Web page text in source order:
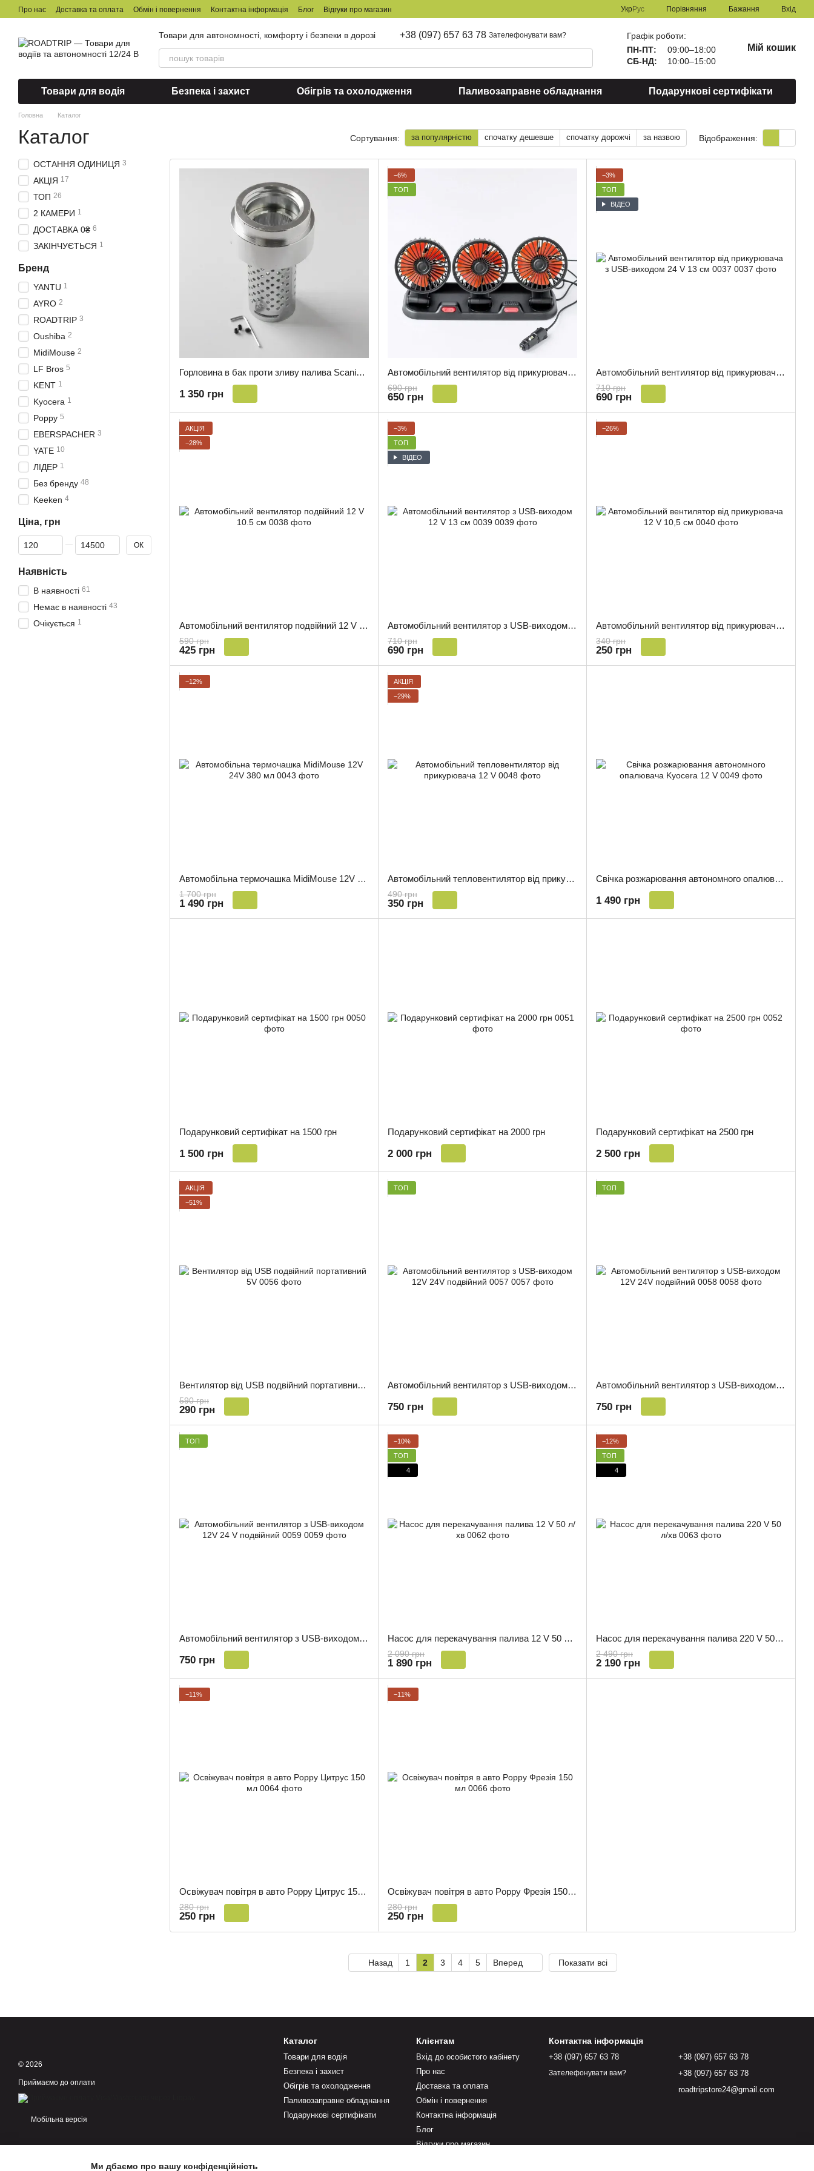
Перейти до основного контенту
Про нас Доставка та оплата Обмін і повернення Контактна інформація Блог Відгуки про магазин УкрРус Порівняння Бажання Вхід
Товари для автономності, комфорту і безпеки в дорозі +38 (097) 657 63 78 Зателефонувати вам?
Графік роботи:
ПН-ПТ:
09:00–18:00
СБ-НД:
10:00–15:00
Мій кошик
Товари для водія Безпека і захист Обігрів та охолодження Паливозаправне обладнання Подарункові сертифікати
Головна Каталог
Каталог Сортування: за популярністю спочатку дешевше спочатку дорожчі за назвою Відображення:
Горловина в бак проти зливу палива Scania 60 мм
1 350 грн
−6%
ТОП
Автомобільний вентилятор від прикурювача потрійний 24 V
690 грн
650 грн
−3%
ТОП
ВІДЕО
Автомобільний вентилятор від прикурювача з USB-виходом 24 V 13 см 0037
710 грн
690 грн
АКЦІЯ
−28%
Автомобільний вентилятор подвійний 12 V 10.5 см
590 грн
425 грн
−3%
ТОП
ВІДЕО
Автомобільний вентилятор з USB-виходом 12 V 13 см 0039
710 грн
690 грн
−26%
Автомобільний вентилятор від прикурювача 12 V 10,5 см
340 грн
250 грн
−12%
Автомобільна термочашка MidiMouse 12V 24V 380 мл
1 700 грн
1 490 грн
АКЦІЯ
−29%
Автомобільний тепловентилятор від прикурювача 12 V
490 грн
350 грн
Свічка розжарювання автономного опалювача Kyocera 12 V
1 490 грн
Подарунковий сертифікат на 1500 грн
1 500 грн
Подарунковий сертифікат на 2000 грн
2 000 грн
Подарунковий сертифікат на 2500 грн
2 500 грн
АКЦІЯ
−51%
Вентилятор від USB подвійний портативний 5V
590 грн
290 грн
ТОП
Автомобільний вентилятор з USB-виходом 12V 24V подвійний 0057
750 грн
ТОП
Автомобільний вентилятор з USB-виходом 12V 24V подвійний 0058
750 грн
ТОП
Автомобільний вентилятор з USB-виходом 12V 24 V подвійний 0059
750 грн
−10%
ТОП
4
Насос для перекачування палива 12 V 50 л/хв
2 090 грн
1 890 грн
−12%
ТОП
4
Насос для перекачування палива 220 V 50 л/хв
2 490 грн
2 190 грн
−11%
Освіжувач повітря в авто Poppy Цитрус 150 мл
280 грн
250 грн
−11%
Освіжувач повітря в авто Poppy Фрезія 150 мл
280 грн
250 грн
Назад 1 2 3 4 5 Вперед Показати всі
ОСТАННЯ ОДИНИЦЯ 3
АКЦІЯ 17
ТОП 26
2 КАМЕРИ 1
ДОСТАВКА 0₴ 6
ЗАКІНЧУЄТЬСЯ 1
Бренд
YANTU 1
AYRO 2
ROADTRIP 3
Oushiba 2
MidiMouse 2
LF Bros 5
KENT 1
Kyocera 1
Poppy 5
EBERSPACHER 3
YATE 10
ЛІДЕР 1
Без бренду 48
Keeken 4
Ціна, грн
Від Ціна, грн
До Ціна, грн ОК
Наявність
В наявності 61
Немає в наявності 43
Очікується 1
© 2026
Приймаємо до оплати
Мобільна версія
Каталог
Товари для водія
Безпека і захист
Обігрів та охолодження
Паливозаправне обладнання
Подарункові сертифікати
Клієнтам
Вхід до особистого кабінету
Про нас
Доставка та оплата
Обмін і повернення
Контактна інформація
Блог
Відгуки про магазин
Контактна інформація
+38 (097) 657 63 78
Зателефонувати вам?
+38 (097) 657 63 78
+38 (097) 657 63 78
roadtripstore24@gmail.com
Ми дбаємо про вашу конфіденційність